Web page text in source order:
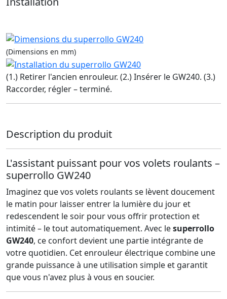
(Dimensions en mm)
(1.) Retirer l'ancien enrouleur. (2.) Insérer le GW240. (3.)
Raccorder, régler – terminé.
Description du produit
L'assistant puissant pour vos volets roulants –
superrollo GW240
Imaginez que vos volets roulants se lèvent doucement
le matin pour laisser entrer la lumière du jour et
redescendent le soir pour vous offrir protection et
intimité – le tout automatiquement. Avec lesuperrollo
GW240, ce confort devient une partie intégrante de
votre quotidien. Cet enrouleur électrique combine une
grande puissance à une utilisation simple et garantit
que vous n'avez plus à vous en soucier.